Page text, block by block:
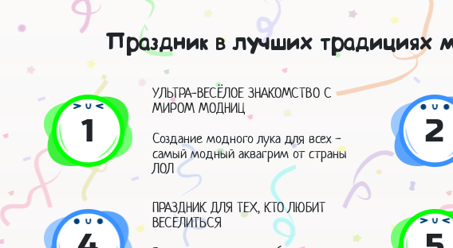
Праздник в лучших традициях
1
УЛЬТРА-ВЕСЁЛОЕ ЗНАКОМСТВО С
МИРОМ МОДНИЦ
Создание модного лука для всех -
самый модный аквагрим от страны
ЛОЛ
2
ПРАЗДНИК ДЛЯ ТЕХ, КТО ЛЮБИТ
ВЕСЕЛИТЬСЯ